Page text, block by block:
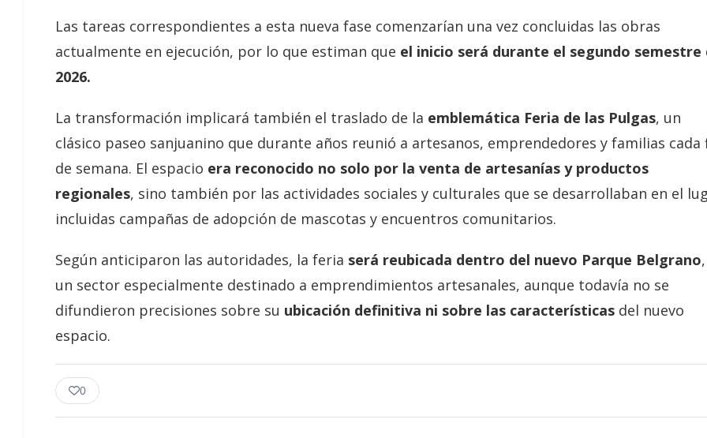
Las tareas correspondientes a esta nueva fase comenzarían una vez concluidas las obras
actualmente en ejecución, por lo que estiman que el inicio será durante el segundo semestre
2026.
La transformación implicará también el traslado de la emblemática Feria de las Pulgas, un
clásico paseo sanjuanino que durante años reunió a artesanos, emprendedores y familias cada
de semana. El espacio era reconocido no solo por la venta de artesanías y productos
regionales, sino también por las actividades sociales y culturales que se desarrollaban en el
incluidas campañas de adopción de mascotas y encuentros comunitarios.
Según anticiparon las autoridades, la feria será reubicada dentro del nuevo Parque Belgrano
un sector especialmente destinado a emprendimientos artesanales, aunque todavía no se
difundieron precisiones sobre su ubicación definitiva ni sobre las características del nuevo
espacio.
0